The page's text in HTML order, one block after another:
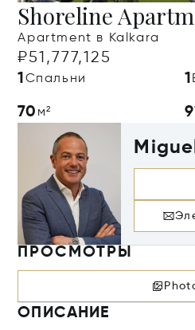
Shoreline
Apartment в Kalkara
₽51,777,125
1Спальни 1
70 м²
ПРОСМОТРЫ
ОПИСАНИЕ